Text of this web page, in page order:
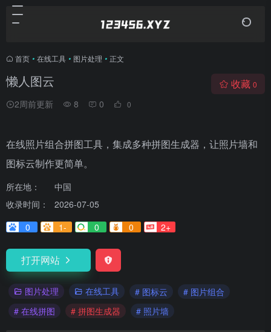
首页 • 在线工具 • 图片处理 • 正文
懒人图云
2周前更新 8 0 0
收藏 0
在线照片组合拼图工具，集成多种拼图生成器，让照片墙和
图标云制作更简单。
所在地：
中国
收录时间：
2026-07-05
0
1- 0 0 2+
打开网站
图片处理 在线工具 # 图标云
# 图片组合
# 在线拼图
# 拼图生成器 # 照片墙